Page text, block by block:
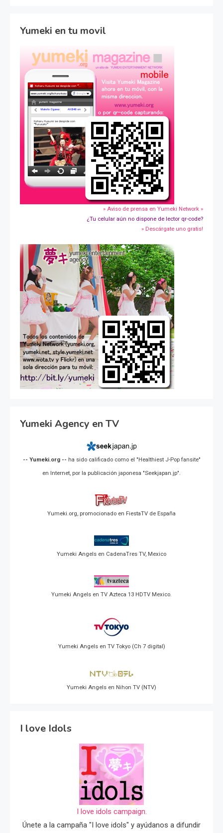
Yumeki en tu movil
» Aviso de prensa en Yumeki Network »
¿Tu celular aún no dispone de lector qr-code?
» Descárgate uno gratis!
Yumeki Agency en TV
-- Yumeki.org -- ha sido calificado como el "Healthiest J-Pop fansite"
en Internet, por la publicación japonesa "Seekjapan.jp".
Yumeki.org, promocionado en FiestaTV de España
Yumeki Angels en CadenaTres TV, Mexico
Yumeki Angels en TV Azteca 13 HDTV Mexico.
Yumeki Angels en TV Tokyo (Ch 7 digital)
Yumeki Angels en Nihon TV (NTV)
I love Idols
I love idols campaign.
Únete a la campaña "I love idols" y ayúdanos a difundir